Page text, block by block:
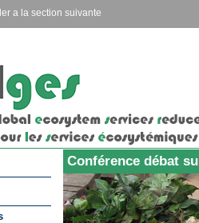
a la section suivante
Conférence débat